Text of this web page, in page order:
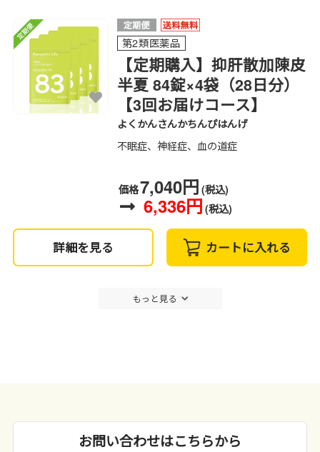
第2類医薬品
【定期購入】抑肝散加陳皮
半夏 84錠×4袋（28日分）
【3回お届けコース】
よくかんさんかちんぴはんげ
不眠症、神経症、血の道症
価格7,040円 (税込)
6,336円 (税込)
詳細を見る カートに入れる
もっと見る
お問い合わせはこちらから